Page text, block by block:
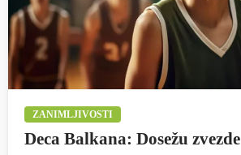
ZANIMLJIVOSTI
Deca Balkana: Dosežu zvezde